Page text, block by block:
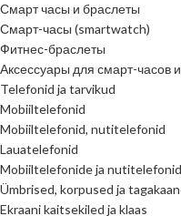
Смарт часы и браслеты
Смарт-часы (smartwatch)
Фитнес-браслеты
Аксессуары для смарт-часов
Telefonid ja tarvikud
Mobiiltelefonid
Mobiiltelefonid, nutitelefonid
Lauatelefonid
Mobiiltelefonide ja
Ümbrised, korpused ja
Ekraani kaitsekiled ja klaas